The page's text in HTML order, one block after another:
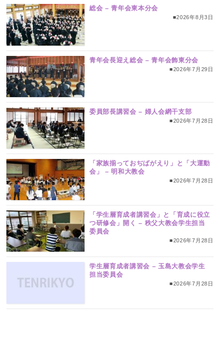
総会 – 青年会東本分会
■2026年8月3日
青年会長迎え総会 – 青年会飾東分会
■2026年7月29日
委員部長講習会 – 婦人会網干支部
■2026年7月28日
「家族揃っておぢばがえり」と「大運動
会」 – 明和大教会
■2026年7月28日
「学生層育成者講習会」と「育成に役立
つ研修会」開く – 秩父大教会学生担当
委員会
■2026年7月28日
学生層育成者講習会 – 玉島大教会学生
担当委員会
■2026年7月28日